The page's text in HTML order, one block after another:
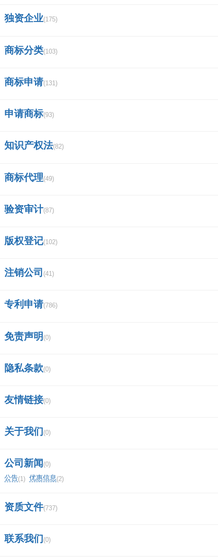
报企业？
第一步：打开国家税务局网上办税服务厅，输入
接点击页面右侧的零申报快速通道。
点击增值税零申报。
第四步：在填写增值税纳税申报表时在表后直接
申报了。
第五步：提交后的零申报情况。
简历表格模板下载空表
社保申报截止日期？
网上申报的""发票采集""是什么意思？
生成免抵退预申报数据，如何进行预申报？在什
么平台预申报操作？
零申报财务报表申报年月怎么填？
独资企业(175)
商标分类(103)
商标申请(131)
申请商标(93)
知识产权法(82)
商标代理(49)
验资审计(87)
版权登记(102)
注销公司 (41)
专利申请(786)
免责声明 (0)
隐私条款(0)
友情链接(0)
关于我们 (0)
公司新闻 (0)
公告(1) 优惠信息(2)
资质文件(737)
联系我们 (0)